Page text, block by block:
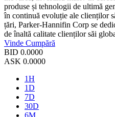
produse și tehnologii de ultimă
în continuă evoluție ale clienților
țări, Parker-Hannifin Corp se
de înaltă calitate clienților săi
Vinde Cumpără
BID 0.0000
ASK 0.0000
1H
1D
7D
30D
6M